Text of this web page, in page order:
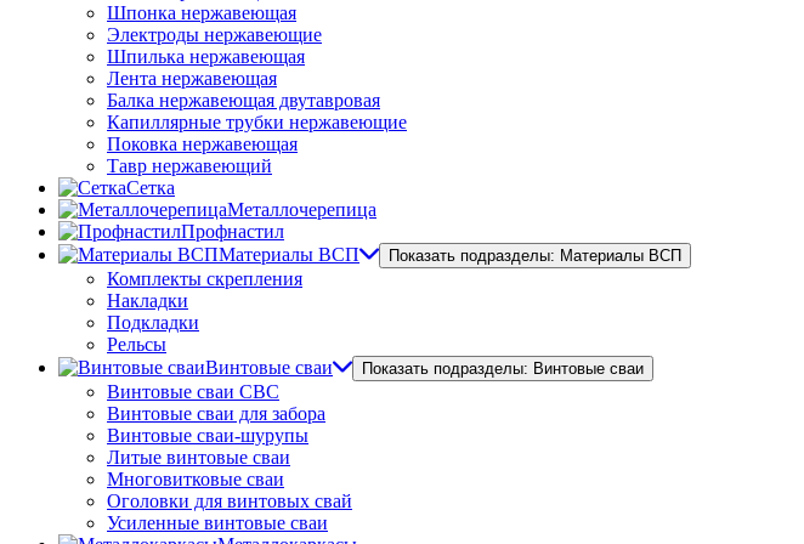
Шпонка нержавеющая
Электроды нержавеющие
Шпилька нержавеющая
Лента нержавеющая
Балка нержавеющая двутавровая
Капиллярные трубки нержавеющие
Поковка нержавеющая
Тавр нержавеющий
Сетка
Металлочерепица
Профнастил
Материалы ВСП
Показать подразделы: Материалы ВСП
Комплекты скрепления
Накладки
Подкладки
Рельсы
Винтовые сваи
Показать подразделы: Винтовые сваи
Винтовые сваи СВС
Винтовые сваи для забора
Винтовые сваи-шурупы
Литые винтовые сваи
Многовитковые сваи
Оголовки для винтовых свай
Усиленные винтовые сваи